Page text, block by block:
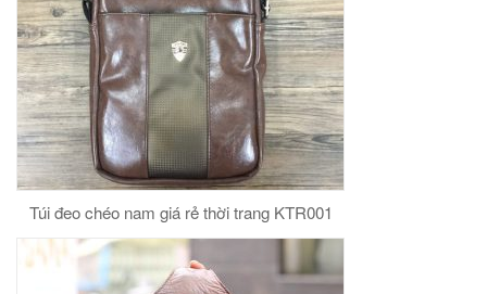
Túi đeo chéo nam giá rẻ thời trang KTR001